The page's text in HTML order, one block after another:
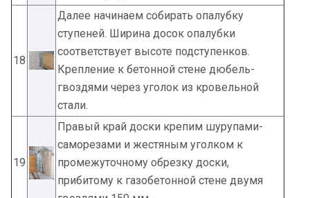
18
Далее начинаем собирать опалубку
ступеней. Ширина досок опалубки
соответствует высоте подступенков.
Крепление к бетонной стене дюбель-
гвоздями через уголок из кровельной
стали.
19
Правый край доски крепим шурупами-
саморезами и жестяным уголком к
промежуточному обрезку доски,
прибитому к газобетонной стене двумя